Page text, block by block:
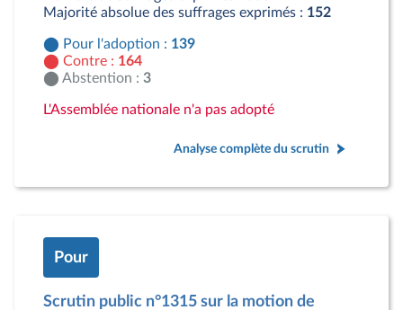
Majorité absolue des suffrages exprimés : 152
Pour l'adoption : 139
Contre : 164
Abstention : 3
L'Assemblée nationale n'a pas adopté
Analyse complète du scrutin
Pour
Scrutin public n°1315 sur la motion de